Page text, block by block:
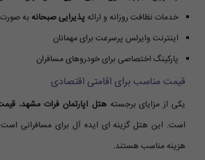
خدمات نظافت روزانه و ارائه پذیرایی صبحانه به صورت
اینترنت وایرلس پرسرعت برای مهمانان
پارکینگ اختصاصی برای خودروهای مسافران
قیمت مناسب برای اقامتی اقتصادی
یکی از مزایای برجستههتل آپارتمان فرات مشهد،
است. این هتل گزینه ای ایده آل برای مسافرانی
هزینه مناسب هستند.